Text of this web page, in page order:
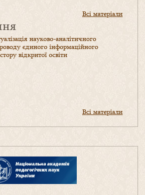
Всі матеріали
науково-аналітичного
єдиного інформаційного
відкритої освіти
Всі матеріали